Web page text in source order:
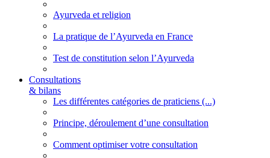
Ayurveda et religion
La pratique de l’Ayurveda en France
Test de constitution selon l’Ayurveda
Consultations
& bilans
Les différentes catégories de praticiens (...)
Principe, déroulement d’une consultation
Comment optimiser votre consultation